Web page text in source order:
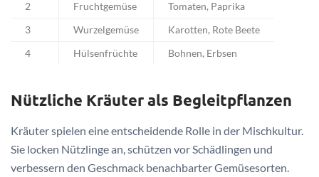
2 Fruchtgemüse Tomaten, Paprika
3 Wurzelgemüse Karotten, Rote Beete
4 Hülsenfrüchte Bohnen, Erbsen
Nützliche Kräuter als Begleitpflanzen
Kräuter spielen eine entscheidende Rolle in der Mischkultur.
Sie locken Nützlinge an, schützen vor Schädlingen und
verbessern den Geschmack benachbarter Gemüsesorten.